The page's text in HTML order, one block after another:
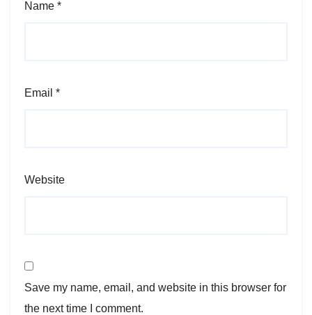
Name *
Email *
Website
Save my name, email, and website in this browser for
the next time I comment.